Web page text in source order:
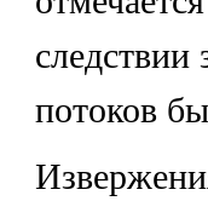
следствии
потоков